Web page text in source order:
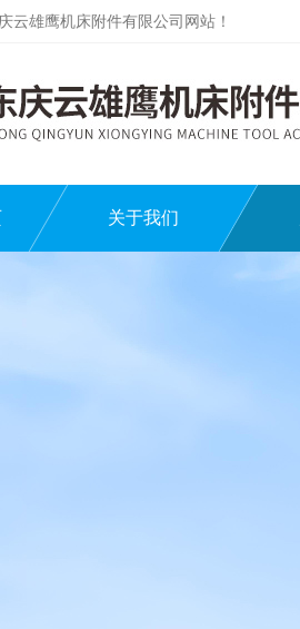
云雄鹰机床附件有限公司网站！
关于我们